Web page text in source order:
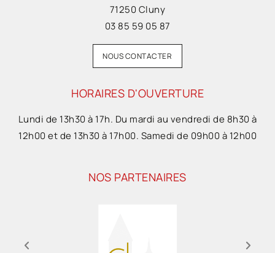
71250 Cluny
03 85 59 05 87
NOUS CONTACTER
HORAIRES D'OUVERTURE
Lundi de 13h30 à 17h. Du mardi au vendredi de 8h30 à
12h00 et de 13h30 à 17h00. Samedi de 09h00 à 12h00
NOS PARTENAIRES